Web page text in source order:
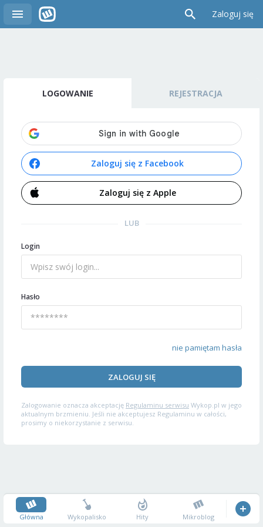
Zaloguj się
LOGOWANIE REJESTRACJA
Zaloguj się z Facebook
Zaloguj się z Apple
LUB
Login
Hasło
nie pamiętam hasła
ZALOGUJ SIĘ
Zalogowanie oznacza akceptację Regulaminu serwisu Wykop.pl w jego
aktualnym brzmieniu. Jeśli nie akceptujesz Regulaminu w całości,
prosimy o niekorzystanie z serwisu.
Główna Wykopalisko Hity Mikroblog